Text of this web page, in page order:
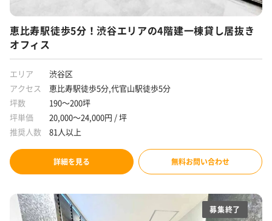
恵比寿駅徒歩5分！渋谷エリアの4階建一棟貸し居抜き
オフィス
エリア
渋谷区
アクセス
恵比寿駅徒歩5分,代官山駅徒歩5分
坪数
190～200坪
坪単価
20,000～24,000円 / 坪
推奨人数
81人以上
詳細を見る 無料お問い合わせ
募集終了